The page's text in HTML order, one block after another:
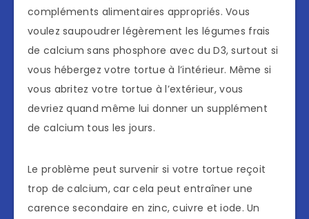
compléments alimentaires appropriés. Vous
voulez saupoudrer légèrement les légumes frais
de calcium sans phosphore avec du D3, surtout si
vous hébergez votre tortue à l’intérieur. Même si
vous abritez votre tortue à l’extérieur, vous
devriez quand même lui donner un supplément
de calcium tous les jours.
Le problème peut survenir si votre tortue reçoit
trop de calcium, car cela peut entraîner une
carence secondaire en zinc, cuivre et iode. Un